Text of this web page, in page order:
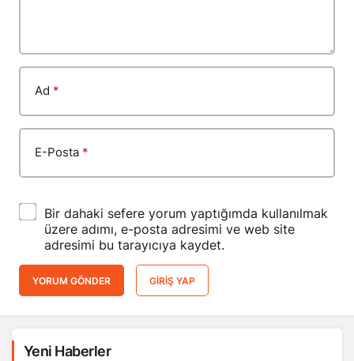
Ad *
E-Posta *
Bir dahaki sefere yorum yaptığımda kullanılmak
üzere adımı, e-posta adresimi ve web site
adresimi bu tarayıcıya kaydet.
YORUM GÖNDER GIRIŞ YAP
Yeni Haberler